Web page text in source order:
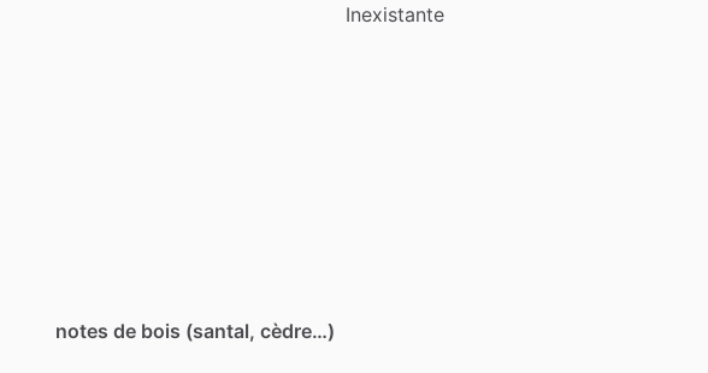
Inexistante
notes de bois (santal, cèdre…)